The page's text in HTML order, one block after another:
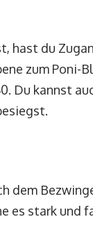
hast du
zum Poni-
Du kannst
dem
es stark und